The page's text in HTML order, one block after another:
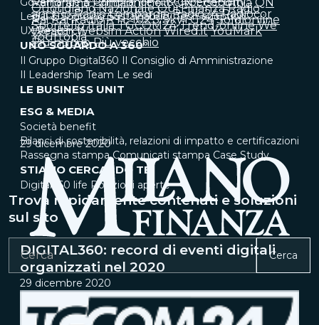
Legal & Sourcing Sustainability Tech adoption
UX Research
UNO SGUARDO A 360°
Il Gruppo Digital360 Il Consiglio di Amministrazione
Il Leadership Team Le sedi
LE BUSINESS UNIT
ESG & MEDIA
Società benefit
Bilanci di sostenibilità, relazioni di impatto e certificazioni
Rassegna stampa Comunicati stampa Case Study
STIAMO CERCANDO TE
Digital360 life Posizioni aperte
Trova rapidamente contenuti e soluzioni
sul sito
Cerca
Quotidiano Nazionale Qui Finanza Radio
anch'io Radio Lombardia Radio24 Radiocor
Rai Rai Radio RTL 102.5 SkyTG24 Soldionline
Sportello Italia TGCOM24 Trend-online We
Wealth Websim Action Wired.it YouMark
Yourtopia
Più nuovo Più vecchio
29 dicembre 2020
DIGITAL360: record di eventi digitali
organizzati nel 2020
29 dicembre 2020